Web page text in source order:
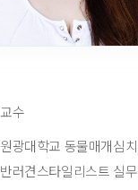
교수
원광대학교 동물매개심
반러견스타일리스트 실무